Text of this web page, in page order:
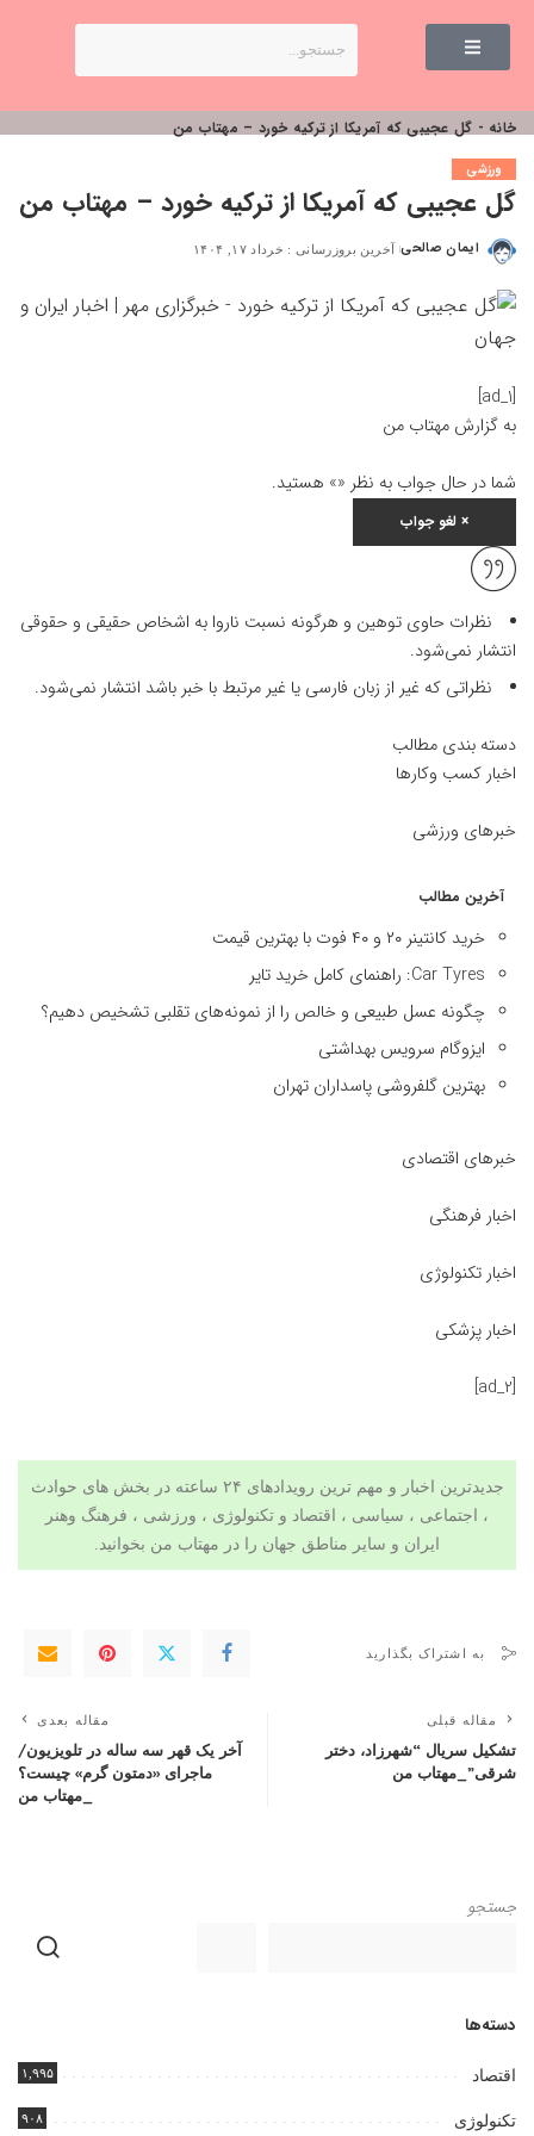
خانه - گل عجیبی که آمریکا از ترکیه خورد – مهتاب من
ورزشی
گل عجیبی که آمریکا از ترکیه خورد – مهتاب من
ایمان صالحی آخرین بروزرسانی : خرداد ۱۷, ۱۴۰۴
[ad_1]
به گزارش مهتاب من
شما در حال جواب به نظر «» هستید.
× لغو جواب
نظرات حاوی توهین و هرگونه نسبت ناروا به اشخاص حقیقی و حقوقی
انتشار نمی‌شود.
نظراتی که غیر از زبان فارسی یا غیر مرتبط با خبر باشد انتشار نمی‌شود.
دسته بندی مطالب
اخبار کسب وکارها
خبرهای ورزشی
آخرین مطالب
خرید کانتینر ۲۰ و ۴۰ فوت با بهترین قیمت
Car Tyres: راهنمای کامل خرید تایر
چگونه عسل طبیعی و خالص را از نمونه‌های تقلبی تشخیص دهیم؟
ایزوگام سرویس بهداشتی
بهترین گلفروشی پاسداران تهران
خبرهای اقتصادی
اخبار فرهنگی
اخبار تکنولوژی
اخبار پزشکی
[ad_2]
جدیدترین اخبار و مهم ترین رویدادهای ۲۴ ساعته در بخش های حوادث
، اجتماعی ، سیاسی ، اقتصاد و تکنولوژی ، ورزشی ، فرهنگ وهنر
ایران و سایر مناطق جهان را در مهتاب من بخوانید.
به اشتراک بگذارید
مقاله قبلی
تشکیل سریال “شهرزاد، دختر
شرقی”_مهتاب من
مقاله بعدی
آخر یک قهر سه ساله در تلویزیون/
ماجرای «دمتون گرم» چیست؟
_مهتاب من
جستجو
دسته‌ها
اقتصاد ۱,۹۹۵
تکنولوژی ۹۰۸